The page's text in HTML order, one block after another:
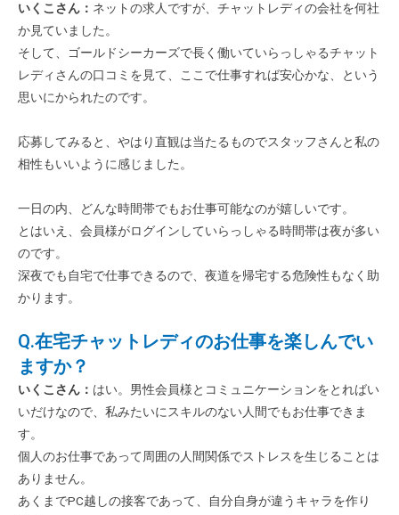
いくこさん： ネットの求人ですが、チャットレディの会社を何社
か見ていました。
そして、ゴールドシーカーズで長く働いていらっしゃるチャット
レディさんの口コミを見て、ここで仕事すれば安心かな、という
思いにかられたのです。
応募してみると、やはり直観は当たるものでスタッフさんと私の
相性もいいように感じました。
一日の内、どんな時間帯でもお仕事可能なのが嬉しいです。
とはいえ、会員様がログインしていらっしゃる時間帯は夜が多い
のです。
深夜でも自宅で仕事できるので、夜道を帰宅する危険性もなく助
かります。
Q.在宅チャットレディのお仕事を楽しんでい
ますか？
いくこさん： はい。男性会員様とコミュニケーションをとればい
いだけなので、私みたいにスキルのない人間でもお仕事できま
す。
個人のお仕事であって周囲の人間関係でストレスを生じることは
ありません。
あくまでPC越しの接客であって、自分自身が違うキャラを作り